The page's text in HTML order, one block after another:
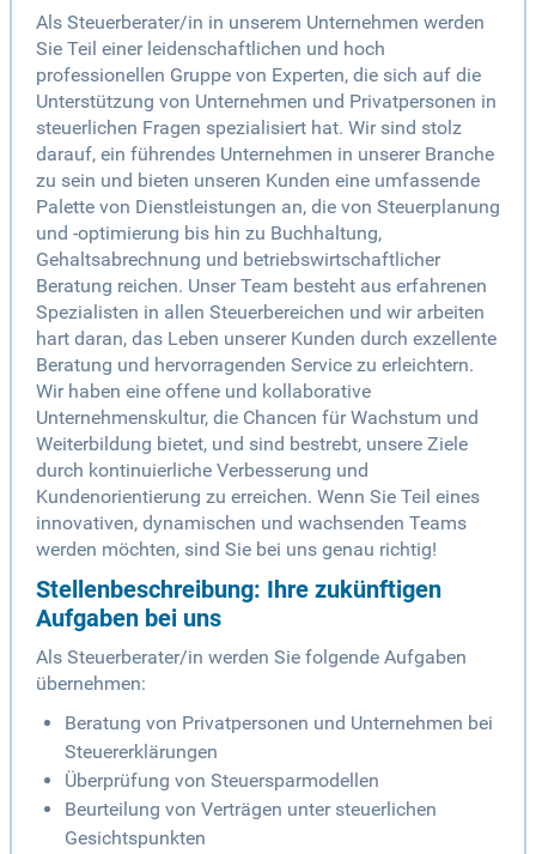
Als Steuerberater/in in unserem Unternehmen werden
Sie Teil einer leidenschaftlichen und hoch
professionellen Gruppe von Experten, die sich auf die
Unterstützung von Unternehmen und Privatpersonen in
steuerlichen Fragen spezialisiert hat. Wir sind stolz
darauf, ein führendes Unternehmen in unserer Branche
zu sein und bieten unseren Kunden eine umfassende
Palette von Dienstleistungen an, die von Steuerplanung
und -optimierung bis hin zu Buchhaltung,
Gehaltsabrechnung und betriebswirtschaftlicher
Beratung reichen. Unser Team besteht aus erfahrenen
Spezialisten in allen Steuerbereichen und wir arbeiten
hart daran, das Leben unserer Kunden durch exzellente
Beratung und hervorragenden Service zu erleichtern.
Wir haben eine offene und kollaborative
Unternehmenskultur, die Chancen für Wachstum und
Weiterbildung bietet, und sind bestrebt, unsere Ziele
durch kontinuierliche Verbesserung und
Kundenorientierung zu erreichen. Wenn Sie Teil eines
innovativen, dynamischen und wachsenden Teams
werden möchten, sind Sie bei uns genau richtig!
Stellenbeschreibung: Ihre zukünftigen
Aufgaben bei uns
Als Steuerberater/in werden Sie folgende Aufgaben
übernehmen:
Beratung von Privatpersonen und Unternehmen bei
Steuererklärungen
Überprüfung von Steuersparmodellen
Beurteilung von Verträgen unter steuerlichen
Gesichtspunkten